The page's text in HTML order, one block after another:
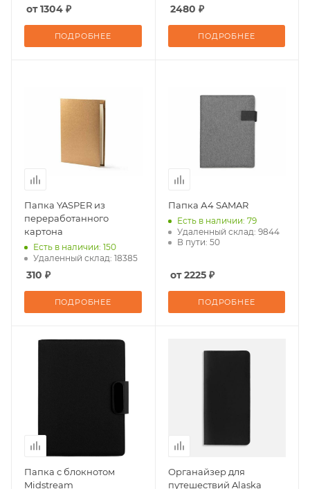
от 1304 ₽
ПОДРОБНЕЕ
2480 ₽
ПОДРОБНЕЕ
Папка YASPER из
переработанного
картона
Есть в наличии: 150
Удаленный склад: 18385
310 ₽
ПОДРОБНЕЕ
Папка А4 SAMAR
Есть в наличии: 79
Удаленный склад: 9844
В пути: 50
от 2225 ₽
ПОДРОБНЕЕ
Папка с блокнотом
Midstream
Органайзер для
путешествий Alaska